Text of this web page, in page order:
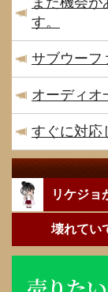
す。
サブウーフ
オーディオ
すぐに対応
リケジョ
壊れてい